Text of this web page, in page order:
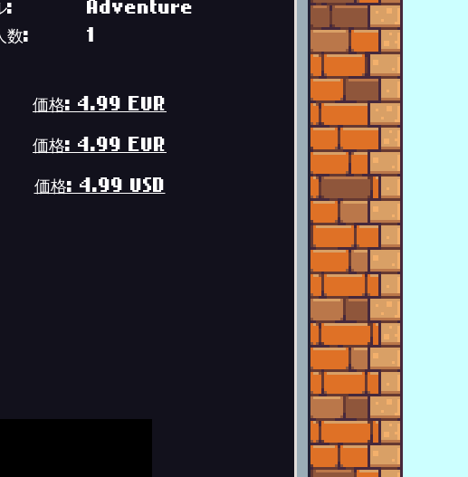
:
Adventure
数: 1
価格: 4.99 EUR
価格: 4.99 EUR
価格: 4.99 USD